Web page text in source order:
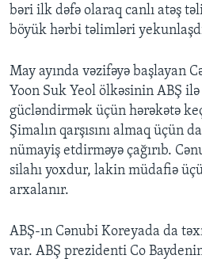
bəri ilk dəfə olaraq canlı atəş
böyük hərbi təlimləri
May ayında vəzifəyə başlayan
Yoon Suk Yeol ölkəsinin ABŞ
gücləndirmək üçün hərəkətə
Şimalın qarşısını almaq üçün
nümayiş etdirməyə çağırıb.
silahı yoxdur, lakin müdafiə
arxalanır.
ABŞ-ın Cənubi Koreyada da
var. ABŞ prezidenti Co